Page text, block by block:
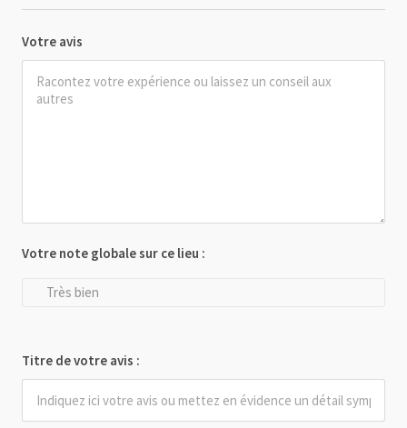
Votre avis
Votre note globale sur ce lieu :
Très bien
Titre de votre avis :